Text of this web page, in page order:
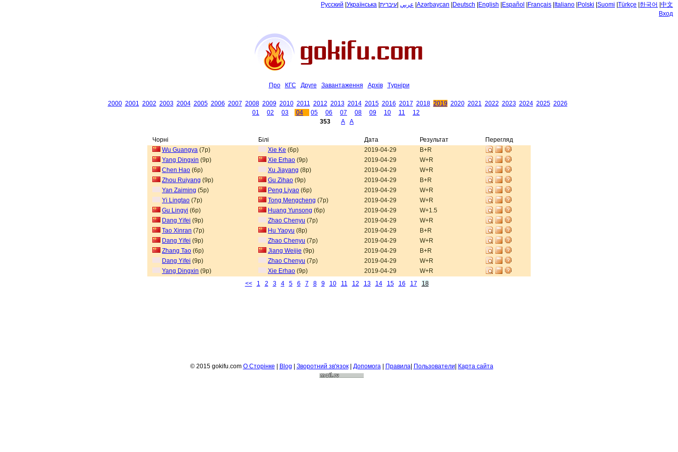
Русский Українська عربي עיברית Azərbaycan Deutsch English Español Français Italiano Polski Suomi Türkçe 한국어 中文
Вход
Про КГС Друге Завантаження Архiв Tурнiри
2000 2001 2002 2003 2004 2005 2006 2007 2008 2009 2010 2011 2012 2013 2014 2015 2016 2017 2018 2019 2020 2021 2022 2023 2024 2025 2026
01
02 03 04 05 06 07 08 09 10 11
12
353
A A
Чорні Білі Дата Результат
Перегляд
Wu Guangya (7p) Xie Ke (6p) 2019-04-29
B+R
Yang Dingxin (9p) Xie Erhao (9p) 2019-04-29
W+R
Chen Hao (6p) Xu Jiayang (8p) 2019-04-29
W+R
Zhou Ruiyang (9p) Gu Zihao (9p) 2019-04-29
B+R
Yan Zaiming (5p) Peng Liyao (6p) 2019-04-29
W+R
Yi Lingtao (7p) Tong Mengcheng (7p) 2019-04-29
W+R
Gu Lingyi (6p) Huang Yunsong (6p) 2019-04-29
W+1.5
Dang Yifei (9p) Zhao Chenyu (7p) 2019-04-29
W+R
Tao Xinran (7p) Hu Yaoyu (8p) 2019-04-29
B+R
Dang Yifei (9p) Zhao Chenyu (7p) 2019-04-29
W+R
Zhang Tao (6p) Jiang Weijie (9p) 2019-04-29
B+R
Dang Yifei (9p) Zhao Chenyu (7p) 2019-04-29
W+R
Yang Dingxin (9p) Xie Erhao (9p) 2019-04-29
W+R
<<
1 2 3 4 5 6 7 8 9 10 11 12 13 14 15 16 17 18
© 2015 gokifu.com О Сторiнке | Blog | Зворотний зв'язок| Допомога | Правила| Пользователи| Карта сайта